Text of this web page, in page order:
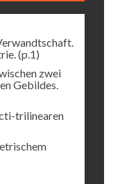
(p.1)
zwei
Gebildes.
trilinearen